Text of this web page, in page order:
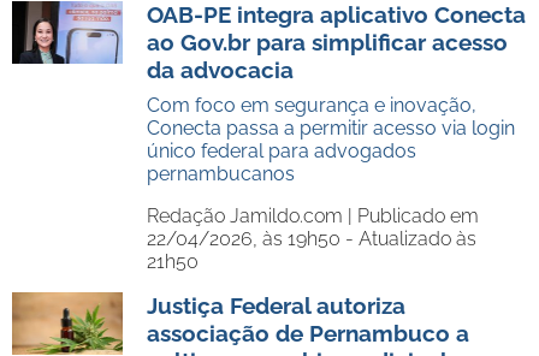
OAB-PE integra aplicativo Conecta
ao Gov.br para simplificar acesso
da advocacia
Com foco em segurança e inovação,
Conecta passa a permitir acesso via login
único federal para advogados
pernambucanos
Redação Jamildo.com | Publicado em
22/04/2026, às 19h50 - Atualizado às
21h50
Justiça Federal autoriza
associação de Pernambuco a